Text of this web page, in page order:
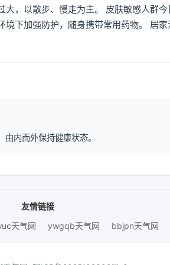
，以散步、慢走为主。 皮肤敏感人群今
境下加强防护，随身携带常用药物。 居家
内而外保持健康状态。
友情链接
天气网 ywgqb天气网 bbjpn天气网